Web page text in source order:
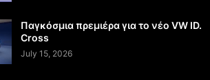
Παγκόσμια πρεμιέρα για το νέο VW ID.
Cross
July 15, 2026